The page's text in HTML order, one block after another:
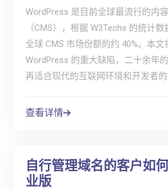
WordPress 是目前全球最流行的内
（CMS），根据 W3Techs 的统计
全球 CMS 市场份额的约 40%。本
WordPress 的重大缺陷，二十余年
再适合现代的互联网环境和开发者的
查看详情
自行管理域名的客户如
业版